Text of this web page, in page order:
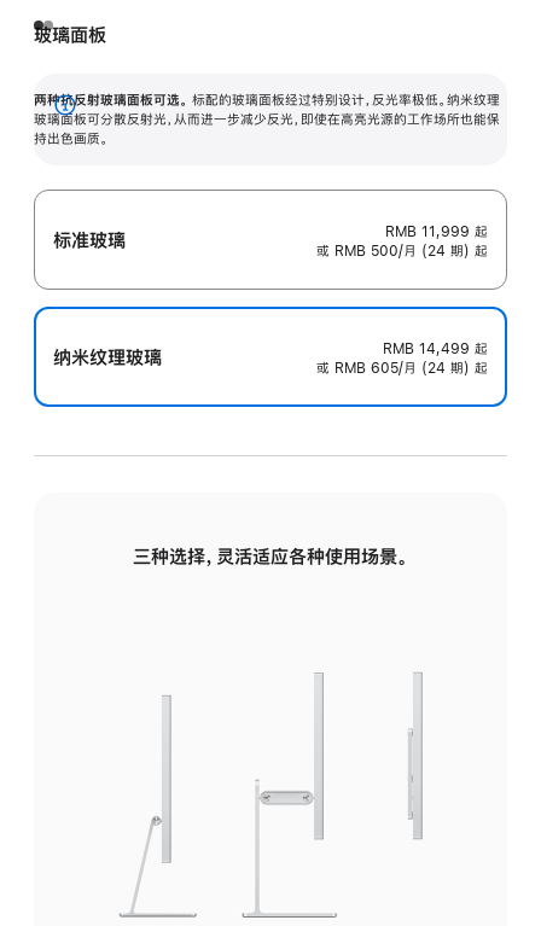
玻璃面板
两种抗反射玻璃面板可选。 标配的玻璃面板经过特别设计，反光率极低。纳米纹理
玻璃面板可分散反射光，从而进一步减少反光，即使在高亮光源的工作场所也能保
持出色画质。
展
开
标准玻璃 RMB 11,999 起
或 RMB 500/月 (24 期) 起
纳米纹理玻璃 RMB 14,499 起
或 RMB 605/月 (24 期) 起
三种选择，灵活适应各种使用场景。